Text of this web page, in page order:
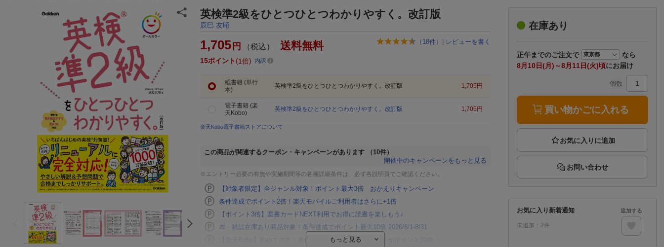
エンタメニュース
推し楽
英検準2級をひとつひとつわかりやすく。改訂版
辰巳 友昭
（ 18件） | レビューを書く
1,705 円 （税込） 送料無料
15ポイント 1倍 内訳
紙書籍 (単行
本)
英検準2級をひとつひとつわかりやすく。改訂版 1,705 円
電子書籍 (楽
天Kobo)
英検準2級をひとつひとつわかりやすく。改訂版 1,705 円
楽天Kobo電子書籍ストアについて
この商品が関連するクーポン・キャンペーンがあります
（10件）
開催中のキャンペーンをもっと見る
※エントリー必要の有無や実施期間等の各種詳細条件は、必ず各説明頁でご確認ください。
【対象者限定】全ジャンル対象！ポイント最大3倍 おかえりキャンペーン
条件達成でポイント2倍！楽天モバイルご利用者はさらに+1倍
【ポイント3倍】図書カードNEXT利用でお得に読書を楽しもう♪
本・雑誌在庫あり商品対象！条件達成でポイント最大10倍 2026/8/1-8/31
【楽天Kobo】初めての方！条件達成で楽天ブックス購入分がポイント20倍
在庫あり
正午までのご注文で
なら
8月10日(月)～8月11日(火)頃にお届け
個数
買い物かごに入れる
お問い合わせ
お気に入り新着通知
未追加： 2件
追加する